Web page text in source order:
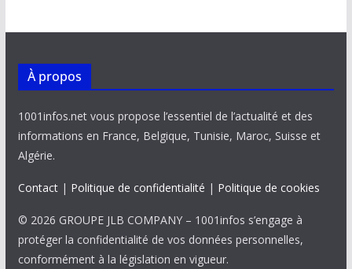
À propos
1001infos.net vous propose l’essentiel de l’actualité et des
informations en France, Belgique, Tunisie, Maroc, Suisse et
Algérie.
Contact| Politique de confidentialité | Politique de cookies
© 2026 GROUPE JLB COMPANY – 1001infos s’engage à
protéger la confidentialité de vos données personnelles,
conformément à la législation en vigueur.